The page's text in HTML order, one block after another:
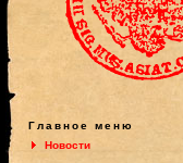
Главное меню
Новости